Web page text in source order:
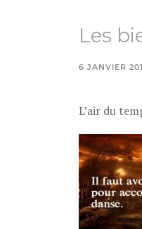
Les
6 JANVIER
L’air du